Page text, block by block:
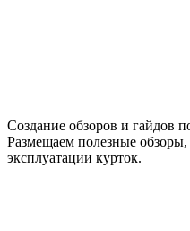
Создание обзоров и гайдов
Размещаем полезные
эксплуатации курток.